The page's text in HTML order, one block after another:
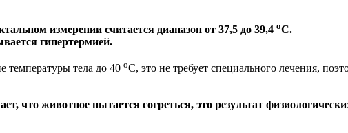
измерении считается диапазон от 37,5 до 39,4 оС.
гипертермией.
тела до 40 оС, это не требует специального лечения,
что животное пытается согреться, это результат